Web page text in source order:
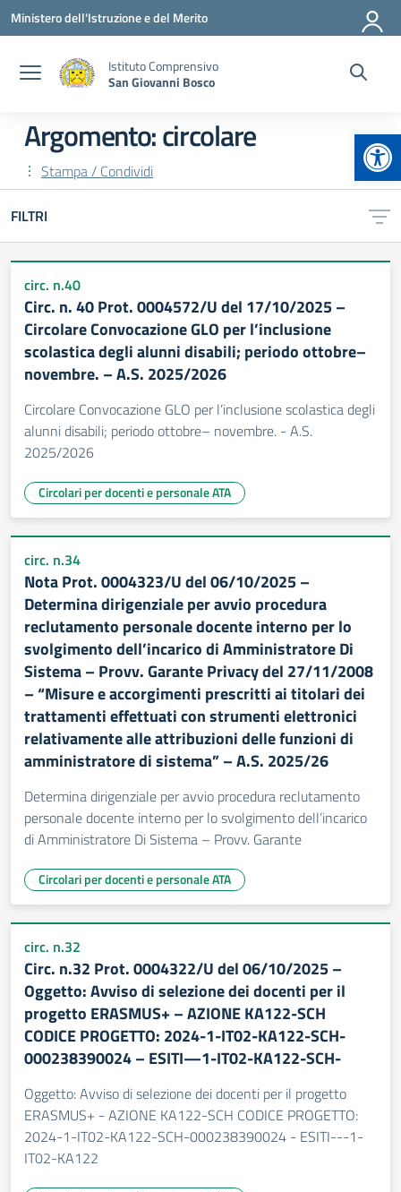
Vai ai contenuti
Vai al menu di navigazione
Vai al footer
Ministero dell'Istruzione e del Merito
Istituto Comprensivo
San Giovanni Bosco
Argomento: circolare
Stampa / Condividi
FILTRI
circ. n.40
Circ. n. 40 Prot. 0004572/U del 17/10/2025 –
Circolare Convocazione GLO per l’inclusione
scolastica degli alunni disabili; periodo ottobre–
novembre. – A.S. 2025/2026
Circolare Convocazione GLO per l’inclusione scolastica degli
alunni disabili; periodo ottobre– novembre. - A.S.
2025/2026
Circolari per docenti e personale ATA
circ. n.34
Nota Prot. 0004323/U del 06/10/2025 –
Determina dirigenziale per avvio procedura
reclutamento personale docente interno per lo
svolgimento dell’incarico di Amministratore Di
Sistema – Provv. Garante Privacy del 27/11/2008
– “Misure e accorgimenti prescritti ai titolari dei
trattamenti effettuati con strumenti elettronici
relativamente alle attribuzioni delle funzioni di
amministratore di sistema” – A.S. 2025/26
Determina dirigenziale per avvio procedura reclutamento
personale docente interno per lo svolgimento dell’incarico
di Amministratore Di Sistema – Provv. Garante
Circolari per docenti e personale ATA
circ. n.32
Circ. n.32 Prot. 0004322/U del 06/10/2025 –
Oggetto: Avviso di selezione dei docenti per il
progetto ERASMUS+ – AZIONE KA122-SCH
CODICE PROGETTO: 2024-1-IT02-KA122-SCH-
000238390024 – ESITI—1-IT02-KA122-SCH-
Oggetto: Avviso di selezione dei docenti per il progetto
ERASMUS+ - AZIONE KA122-SCH CODICE PROGETTO:
2024-1-IT02-KA122-SCH-000238390024 - ESITI---1-
IT02-KA122